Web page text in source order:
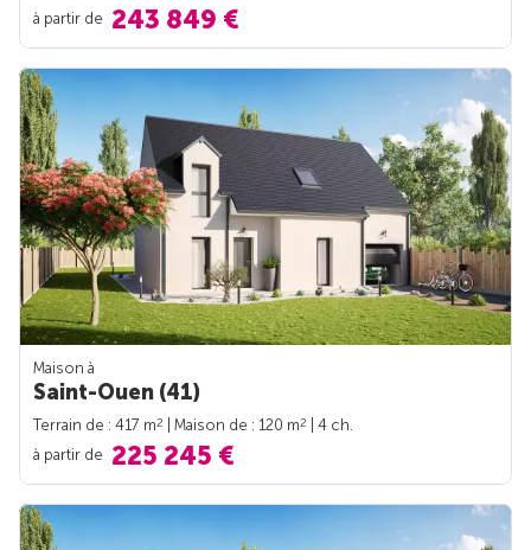
à partir de 243 849 €
Maison à
Saint-Ouen (41)
Terrain de : 417 m2 | Maison de : 120 m2
| 4 ch.
à partir de 225 245 €